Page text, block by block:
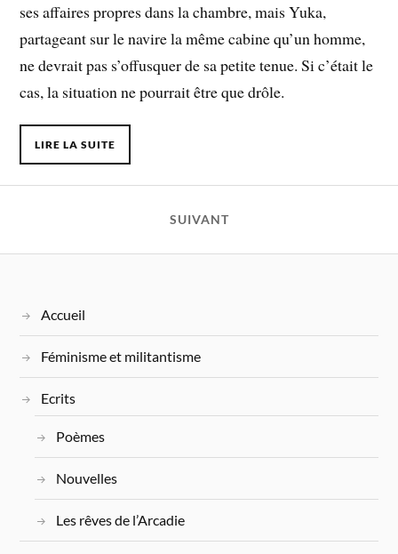
ses affaires propres dans la chambre, mais Yuka,
partageant sur le navire la même cabine qu’un homme,
ne devrait pas s’offusquer de sa petite tenue. Si c’était le
cas, la situation ne pourrait être que drôle.
LIRE LA SUITE
SUIVANT
Accueil
Féminisme et militantisme
Ecrits
Poèmes
Nouvelles
Les rêves de l’Arcadie